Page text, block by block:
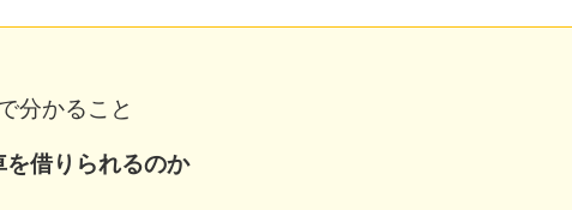
分かること
借りられるのか